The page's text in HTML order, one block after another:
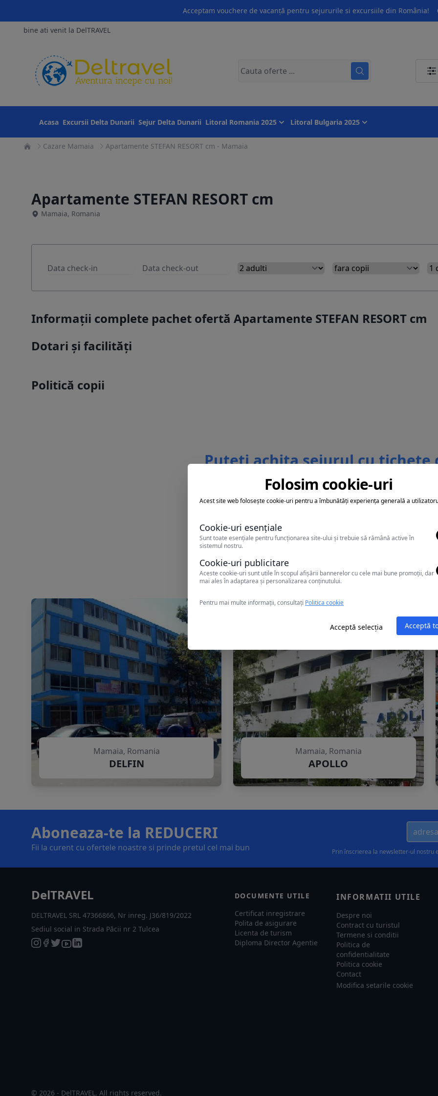
Acceptam vouchere de vacanță pentru sejururile si excursiile din România!
bine ati venit la DelTRAVEL
Acasa Excursii Delta Dunarii Sejur Delta Dunarii Litoral Romania 2025 Litoral Bulgaria 2025
Cazare Mamaia Apartamente STEFAN RESORT cm - Mamaia
Apartamente STEFAN RESORT cm
Mamaia, Romania
Informații complete pachet ofertă Apartamente STEFAN RESORT cm
Dotari și facilități
Politică copii
Puteti achita sejurul cu tichete
vacanta
Alte oferte în Mamaia
Mamaia, Romania
DELFIN
Mamaia, Romania
APOLLO
Aboneaza-te la REDUCERI
Fii la curent cu ofertele noastre si prinde pretul cel mai bun Prin înscrierea la newsletter-ul nostru
DelTRAVEL
DELTRAVEL SRL 47366866, Nr inreg. J36/819/2022
Sediul social in Strada Păcii nr 2 Tulcea
DOCUMENTE UTILE
Certificat inregistrare
Polita de asigurare
Licenta de turism
Diploma Director Agentie
INFORMATII UTILE
Despre noi
Contract cu turistul
Termene si conditii
Politica de
confidentialitate
Politica cookie
Contact
Modifica setarile cookie
© 2026 - DelTRAVEL. All rights reserved.
Folosim cookie-uri
Acest site web folosește cookie-uri pentru a îmbunătăți experiența generală a
Cookie-uri esențiale
Sunt toate esențiale pentru funcționarea site-ului și trebuie să rămână active în
sistemul nostru.
Cookie-uri publicitare
Aceste cookie-uri sunt utile în scopul afișării bannerelor cu cele mai bune promoții, dar
mai ales în adaptarea și personalizarea conținutului.
Pentru mai multe informații, consultați Politica cookie
Acceptă selecția Acceptă